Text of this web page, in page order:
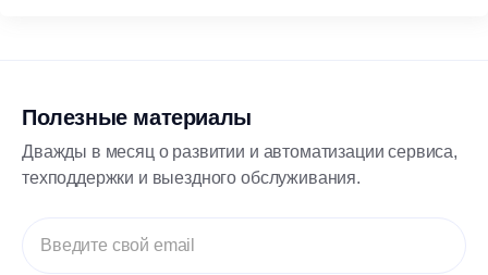
Полезные материалы
Дважды в месяц о развитии и автоматизации сервиса,
техподдержки и выездного обслуживания.